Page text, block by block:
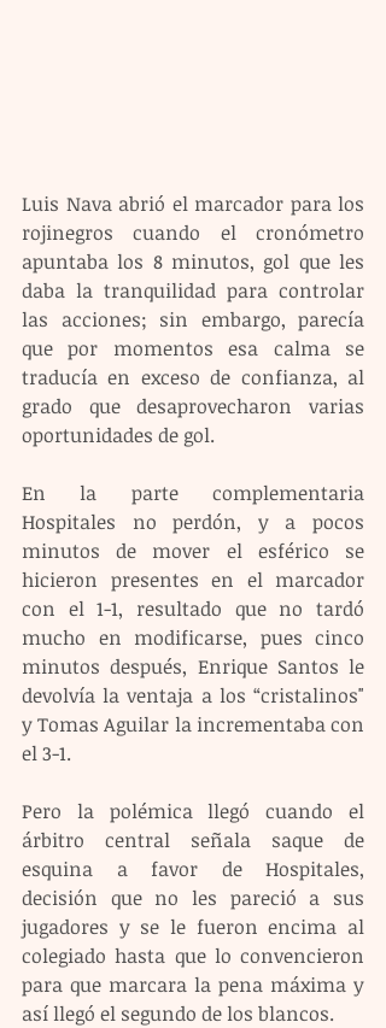
Luis Nava abrió el marcador para los
rojinegros cuando el cronómetro
apuntaba los 8 minutos, gol que les
daba la tranquilidad para controlar
las acciones; sin embargo, parecía
que por momentos esa calma se
traducía en exceso de confianza, al
grado que desaprovecharon varias
oportunidades de gol.
En la parte complementaria
Hospitales no perdón, y a pocos
minutos de mover el esférico se
hicieron presentes en el marcador
con el 1-1, resultado que no tardó
mucho en modificarse, pues cinco
minutos después, Enrique Santos le
devolvía la ventaja a los “cristalinos"
y Tomas Aguilar la incrementaba con
el 3-1.
Pero la polémica llegó cuando el
árbitro central señala saque de
esquina a favor de Hospitales,
decisión que no les pareció a sus
jugadores y se le fueron encima al
colegiado hasta que lo convencieron
para que marcara la pena máxima y
así llegó el segundo de los blancos.